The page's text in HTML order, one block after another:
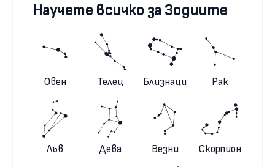
Научете всичко за Зодиите
Овен Телец Близнаци Рак
Лъв Дева Везни Скорпион